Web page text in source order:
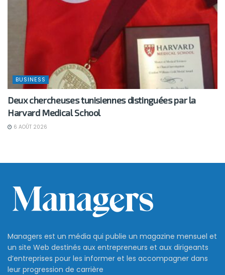
BUSINESS
Deux chercheuses tunisiennes distinguées par la
Harvard Medical School
6 AOÛT 2026
Managers est un média qui publie un magazine mensuel et
un site Web destinés aux entrepreneurs et aux dirigeants
d’entreprises pour les informer et les accompagner dans
leur progression de carrière